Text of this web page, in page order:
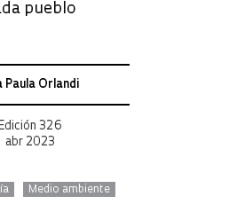
pueblo
Paula Orlandi
Edición 326
abr 2023
Medio ambiente